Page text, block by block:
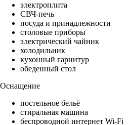
электроплита
СВЧ-печь
посуда и принадлежности
столовые приборы
электрический чайник
холодильник
кухонный гарнитур
обеденный стол
Оснащение
постельное бельё
стиральная машина
беспроводной интернет Wi-Fi